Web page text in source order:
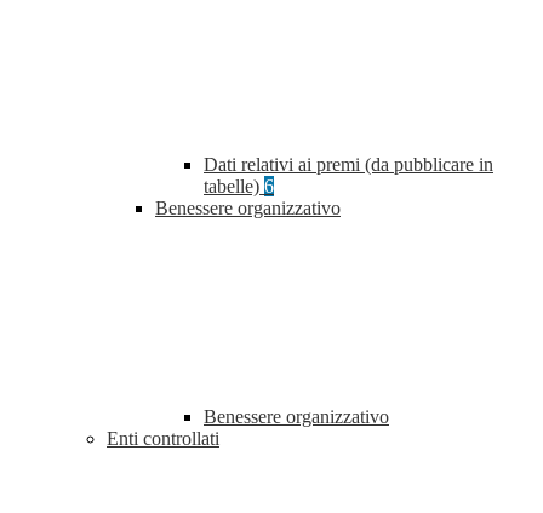
Dati relativi ai premi (da pubblicare in
tabelle) 6
Benessere organizzativo
Benessere organizzativo
Enti controllati